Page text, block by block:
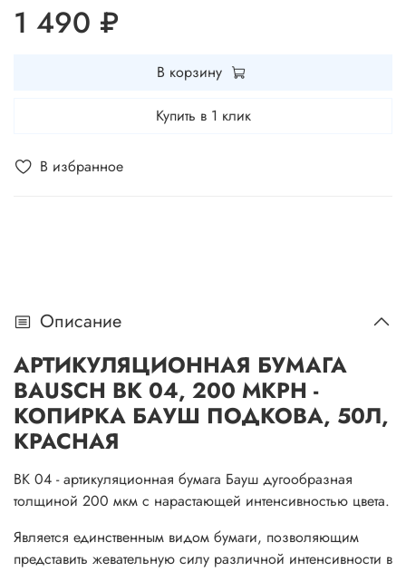
В избранное
1 490 ₽
В корзину
Купить в 1 клик
Описание
АРТИКУЛЯЦИОННАЯ БУМАГА
BAUSCH BK 04, 200 МКРН -
КОПИРКА БАУШ ПОДКОВА, 50Л,
КРАСНАЯ
ВК 04 - артикуляционная бумага Бауш дугообразная
толщиной 200 мкм с нарастающей интенсивностью цвета.
Является единственным видом бумаги, позволяющим
представить жевательную силу различной интенсивности в